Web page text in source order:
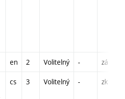
en 2 Volitelný - zá
cs 3 Volitelný - zk